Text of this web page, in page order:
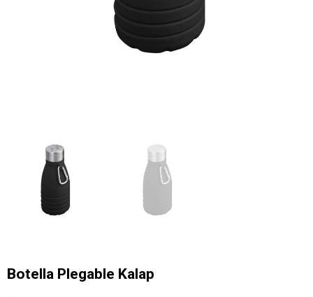
Botella Plegable Kalap